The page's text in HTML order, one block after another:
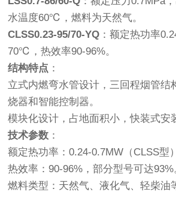
水温度60℃，燃料为天然气。
CLSS0.23-95/70-YQ ：额定热功率
70℃，热效率90-96%。
结构特点 ：
立式内燃弯水管设计，三回程烟管结
烧器和智能控制器。
模块化设计，占地面积小，快装式安
技术参数 ：
额定热功率：0.24-0.7MW（CLSS型
热效率：90-96%，部分型号可达93%
燃料类型：天然气、液化气、轻柴油